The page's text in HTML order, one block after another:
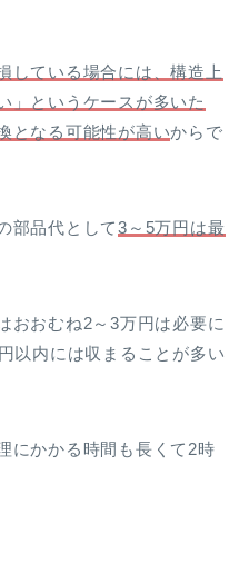
している場合には、構造上
」というケースが多いた
となる可能性が高いからで
部品代として3～5万円は最
おおむね2～3万円は必要に
以内には収まることが多い
にかかる時間も長くて2時